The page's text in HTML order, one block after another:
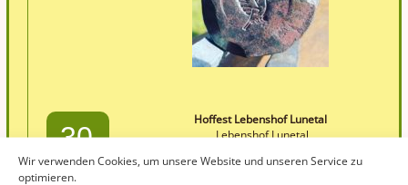
Wir verwenden Cookies, um unsere Website und unseren Service zu
optimieren.
30
Aug.
Hoffest Lebenshof Lunetal
Lebenshof Lunetal